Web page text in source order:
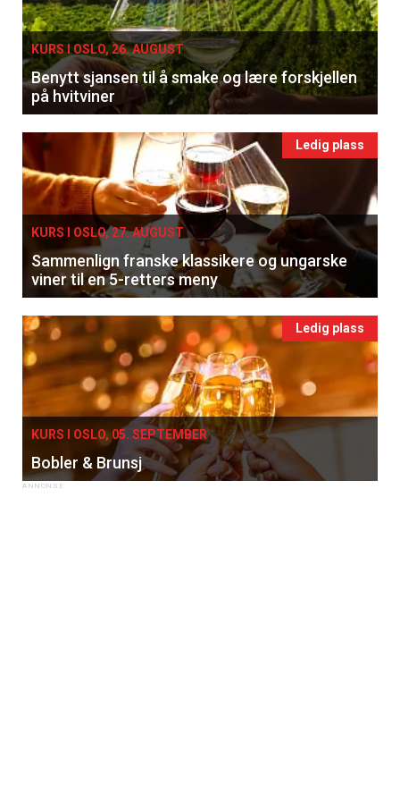
KURS I OSLO, 26. AUGUST
Benytt sjansen til å smake og lære forskjellen
på hvitviner
Ledig plass
KURS I OSLO, 27. AUGUST
Sammenlign franske klassikere og ungarske
viner til en 5-retters meny
Ledig plass
KURS I OSLO, 05. SEPTEMBER
Bobler & Brunsj